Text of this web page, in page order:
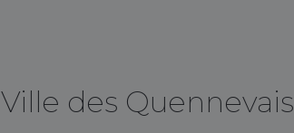
Ville des Quennevais